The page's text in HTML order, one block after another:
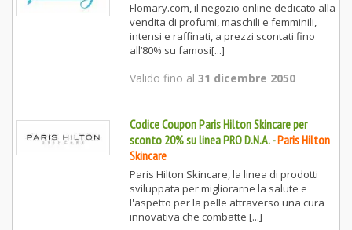
Flomary.com, il negozio online dedicato alla
vendita di profumi, maschili e femminili,
intensi e raffinati, a prezzi scontati fino
all’80% su famosi[...]
Valido fino al 31 dicembre 2050
Codice Coupon Paris Hilton Skincare per
sconto 20% su linea PRO D.N.A.-Paris Hilton
Skincare
Paris Hilton Skincare, la linea di prodotti
sviluppata per migliorarne la salute e
l'aspetto per la pelle attraverso una cura
innovativa che combatte [...]